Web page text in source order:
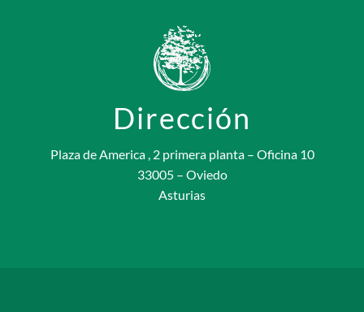
Dirección
Plaza de America , 2 primera planta – Oficina 10
33005 – Oviedo
Asturias